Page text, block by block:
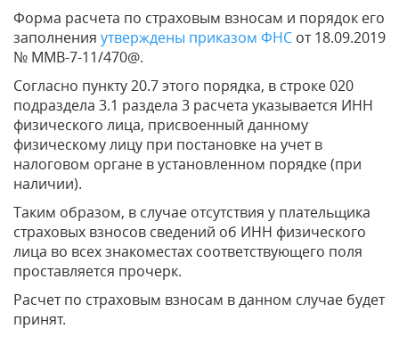
Форма расчета по страховым взносам и порядок его
заполнения утверждены приказом ФНС от 18.09.2019
№ ММВ-7-11/470@.
Согласно пункту 20.7 этого порядка, в строке 020
подраздела 3.1 раздела 3 расчета указывается ИНН
физического лица, присвоенный данному
физическому лицу при постановке на учет в
налоговом органе в установленном порядке (при
наличии).
Таким образом, в случае отсутствия у плательщика
страховых взносов сведений об ИНН физического
лица во всех знакоместах соответствующего поля
проставляется прочерк.
Расчет по страховым взносам в данном случае будет
принят.